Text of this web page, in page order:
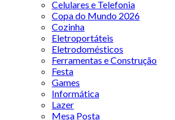
Celulares e Telefonia
Copa do Mundo 2026
Cozinha
Eletroportáteis
Eletrodomésticos
Ferramentas e Construção
Festa
Games
Informática
Lazer
Mesa Posta